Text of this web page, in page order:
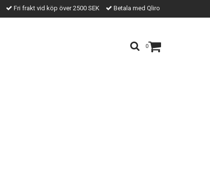
Fri frakt vid köp över 2500 SEK Betala med Qliro
0